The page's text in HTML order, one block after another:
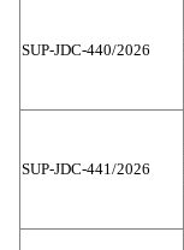
SUP-JDC-440/2026
SUP-JDC-441/2026